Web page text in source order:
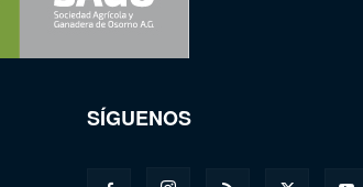
SÍGUENOS